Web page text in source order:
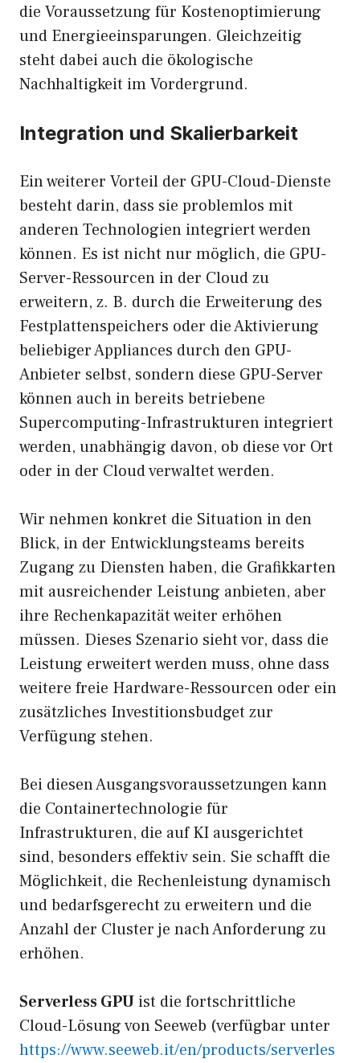
die Voraussetzung für Kostenoptimierung
und Energieeinsparungen. Gleichzeitig
steht dabei auch die ökologische
Nachhaltigkeit im Vordergrund.
Integration und Skalierbarkeit
Ein weiterer Vorteil der GPU-Cloud-Dienste
besteht darin, dass sie problemlos mit
anderen Technologien integriert werden
können. Es ist nicht nur möglich, die GPU-
Server-Ressourcen in der Cloud zu
erweitern, z. B. durch die Erweiterung des
Festplattenspeichers oder die Aktivierung
beliebiger Appliances durch den GPU-
Anbieter selbst, sondern diese GPU-Server
können auch in bereits betriebene
Supercomputing-Infrastrukturen integriert
werden, unabhängig davon, ob diese vor Ort
oder in der Cloud verwaltet werden.
Wir nehmen konkret die Situation in den
Blick, in der Entwicklungsteams bereits
Zugang zu Diensten haben, die Grafikkarten
mit ausreichender Leistung anbieten, aber
ihre Rechenkapazität weiter erhöhen
müssen. Dieses Szenario sieht vor, dass die
Leistung erweitert werden muss, ohne dass
weitere freie Hardware-Ressourcen oder ein
zusätzliches Investitionsbudget zur
Verfügung stehen.
Bei diesen Ausgangsvoraussetzungen kann
die Containertechnologie für
Infrastrukturen, die auf KI ausgerichtet
sind, besonders effektiv sein. Sie schafft die
Möglichkeit, die Rechenleistung dynamisch
und bedarfsgerecht zu erweitern und die
Anzahl der Cluster je nach Anforderung zu
erhöhen.
Serverless GPU ist die fortschrittliche
Cloud-Lösung von Seeweb (verfügbar unter
https://www.seeweb.it/en/products/serverles